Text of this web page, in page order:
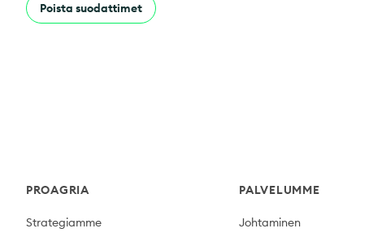
Poista suodattimet
PROAGRIA
Strategiamme
PALVELUMME
Johtaminen